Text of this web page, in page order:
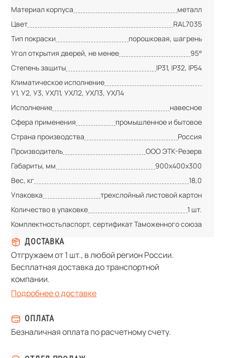
Материал корпуса
металл
Цвет
RAL7035
Тип покраски
порошковая, шагрень
Угол открытия дверей, не менее
95°
Степень защиты
IP31, IP32, IP54
Климатическое исполнение
У1, У2, У3, УХЛ1, УХЛ2, УХЛ3, УХЛ4
Исполнение
навесное
Сфера применения
промышленное и бытовое
Страна производства
Россия
Производитель
ООО ЭТК-Резерв
Габариты, мм
900х400х300
Вес, кг
18,0
Упаковка
трехслойный листовой картон
Количество в упаковке
1 шт.
Комплектностьпаспорт, сертификат Таможенного союза
ДОСТАВКА
Отгружаем от 1 шт., в любой регион России.
Бесплатная доставка до транспортной
компании.
Подробнее о доставке
ОПЛАТА
Безналичная оплата по расчетному счету.